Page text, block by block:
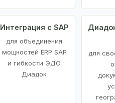
Интеграция с SAP
для объединения
мощностей ERP SAP
и гибкости ЭДО
Диадок
для